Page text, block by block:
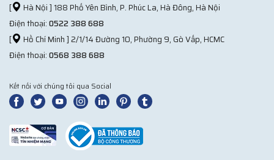
[
Hà Nội ] 188 Phố Yên Bình, P. Phúc La, Hà Đông, Hà Nội
Điện thoại:0522 388 688
[
Hồ Chí Minh ] 2/1/14 Đường 10, Phường 9, Gò Vấp, HCMC
Điện thoại:0568 388 688
Kết nối với chúng tôi qua Social